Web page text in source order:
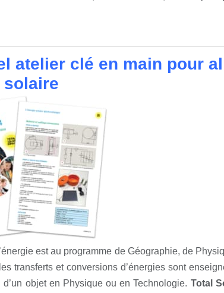
atelier clé en main pour
solaire
est au programme de Géographie, de
transferts et conversions d’énergies sont
objet en Physique ou en Technologie. Total